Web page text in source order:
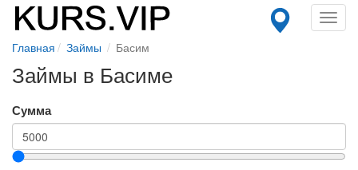
Главная Займы Басим
Займы в Басиме
Сумма